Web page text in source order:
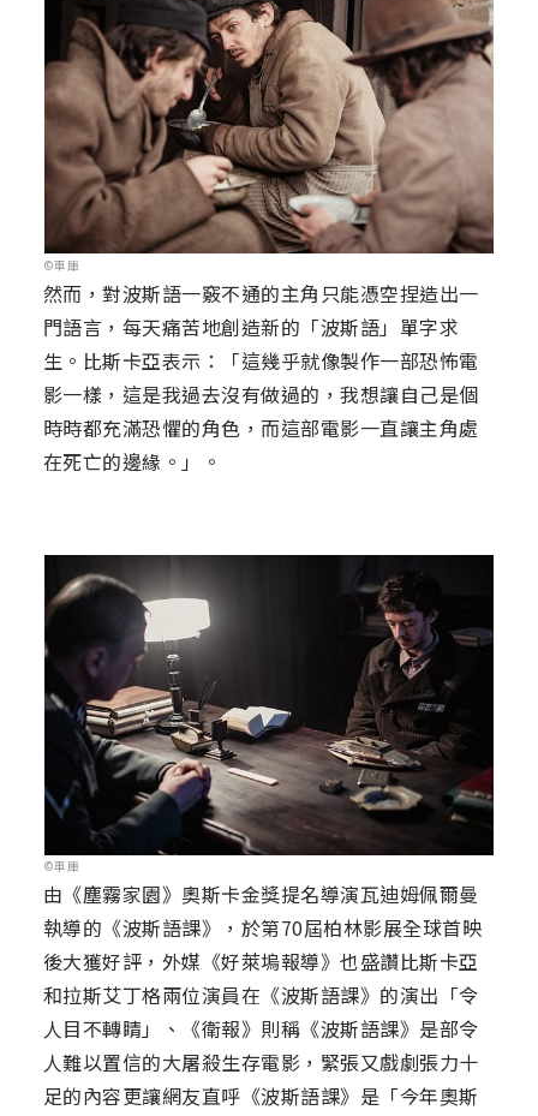
©車庫
然而，對波斯語一竅不通的主角只能憑空捏造出一
門語言，每天痛苦地創造新的「波斯語」單字求
生。比斯卡亞表示：「這幾乎就像製作一部恐怖電
影一樣，這是我過去沒有做過的，我想讓自己是個
時時都充滿恐懼的角色，而這部電影一直讓主角處
在死亡的邊緣。」。
©車庫
由《塵霧家園》奧斯卡金獎提名導演瓦迪姆佩爾曼
執導的《波斯語課》，於第70屆柏林影展全球首映
後大獲好評，外媒《好萊塢報導》也盛讚比斯卡亞
和拉斯艾丁格兩位演員在《波斯語課》的演出「令
人目不轉睛」、《衛報》則稱《波斯語課》是部令
人難以置信的大屠殺生存電影，緊張又戲劇張力十
足的內容更讓網友直呼《波斯語課》是「今年奧斯